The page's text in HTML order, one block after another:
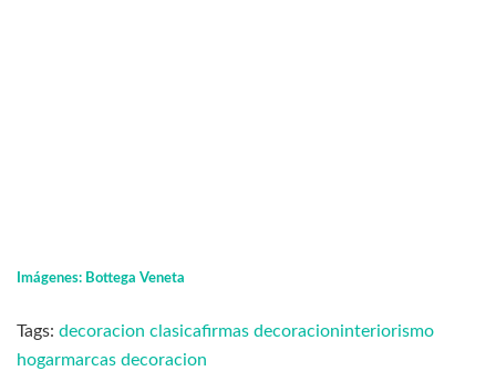
Imágenes: Bottega Veneta
Tags: decoracion clasicafirmas decoracioninteriorismo
hogarmarcas decoracion